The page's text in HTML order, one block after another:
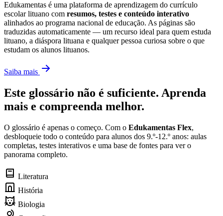
Edukamentas é uma plataforma de aprendizagem do currículo
escolar lituano com resumos, testes e conteúdo interativo
alinhados ao programa nacional de educação. As páginas são
traduzidas automaticamente — um recurso ideal para quem estuda
lituano, a diáspora lituana e qualquer pessoa curiosa sobre o que
estudam os alunos lituanos.
Saiba mais
Este glossário não é suficiente. Aprenda
mais e compreenda melhor.
O glossário é apenas o começo. Com o Edukamentas Flex,
desbloqueie todo o conteúdo para alunos dos 9.º-12.º anos: aulas
completas, testes interativos e uma base de fontes para ver o
panorama completo.
Literatura
História
Biologia